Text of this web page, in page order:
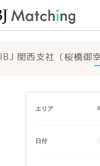
IBJ 関西支社（桜橋御
エリア
日付